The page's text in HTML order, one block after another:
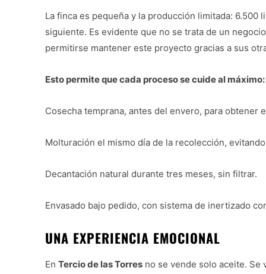
La finca es pequeña y la producción limitada: 6.500
siguiente. Es evidente que no se trata de un
permitirse mantener este proyecto gracias a sus
Esto permite que cada proceso se cuide al máximo:
Cosecha temprana, antes del envero, para obtener
Molturación el mismo día de la recolección,
Decantación natural durante tres meses, sin filtrar.
Envasado bajo pedido, con sistema de inertizado
UNA EXPERIENCIA EMOCIONAL
En Tercio de las Torres no se vende solo aceite. Se